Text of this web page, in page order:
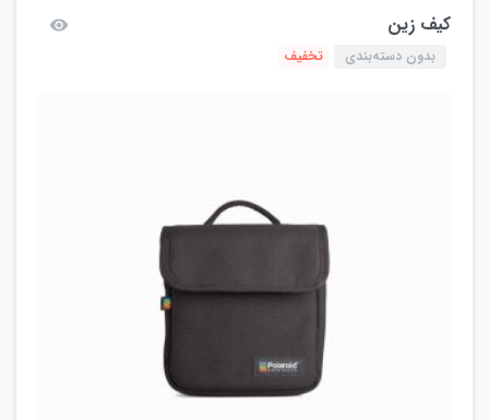
کیف زین
بدون دسته‌بندی تخفیف